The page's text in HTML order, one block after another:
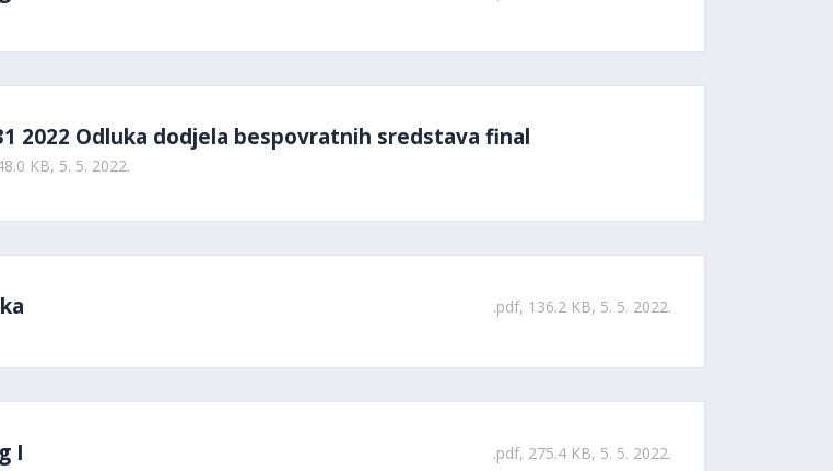
2022 Odluka dodjela bespovratnih sredstava final
KB, 5. 5. 2022.
.pdf, 136.2 KB, 5. 5. 2022.
I .pdf, 275.4 KB, 5. 5. 2022.